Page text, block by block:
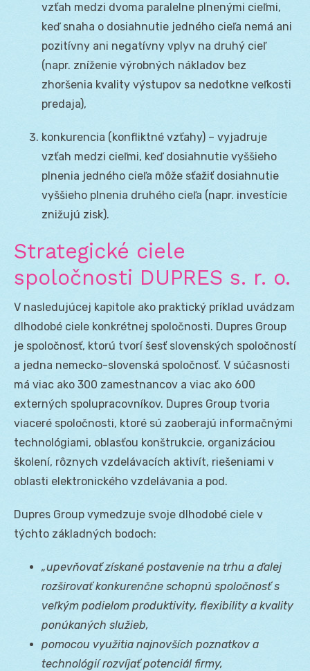
vzťah medzi dvoma paralelne plnenými cieľmi,
keď snaha o dosiahnutie jedného cieľa nemá ani
pozitívny ani negatívny vplyv na druhý cieľ
(napr. zníženie výrobných nákladov bez
zhoršenia kvality výstupov sa nedotkne veľkosti
predaja),
konkurencia (konfliktné vzťahy) – vyjadruje
vzťah medzi cieľmi, keď dosiahnutie vyššieho
plnenia jedného cieľa môže sťažiť dosiahnutie
vyššieho plnenia druhého cieľa (napr. investície
znižujú zisk).
Strategické ciele
spoločnosti DUPRES s. r. o.
V nasledujúcej kapitole ako praktický príklad uvádzam
dlhodobé ciele konkrétnej spoločnosti. Dupres Group
je spoločnosť, ktorú tvorí šesť slovenských spoločností
a jedna nemecko-slovenská spoločnosť. V súčasnosti
má viac ako 300 zamestnancov a viac ako 600
externých spolupracovníkov. Dupres Group tvoria
viaceré spoločnosti, ktoré sú zaoberajú informačnými
technológiami, oblasťou konštrukcie, organizáciou
školení, rôznych vzdelávacích aktivít, riešeniami v
oblasti elektronického vzdelávania a pod.
Dupres Group vymedzuje svoje dlhodobé ciele v
týchto základných bodoch:
„upevňovať získané postavenie na trhu a ďalej
rozširovať konkurenčne schopnú spoločnosť s
veľkým podielom produktivity, flexibility a kvality
ponúkaných služieb,
pomocou využitia najnovších poznatkov a
technológií rozvíjať potenciál firmy,